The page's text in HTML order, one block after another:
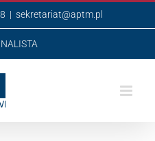
| sekretariat@aptm.pl